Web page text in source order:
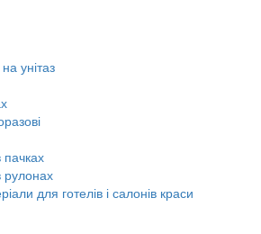
на унітаз
пачках
рулонах
для готелів і салонів краси